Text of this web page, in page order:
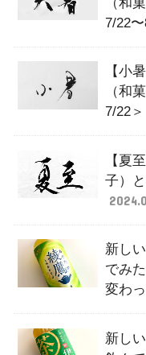
7/22〜
【小
（和
7/22＞
【夏
子）
新し
でみ
変わ
新し